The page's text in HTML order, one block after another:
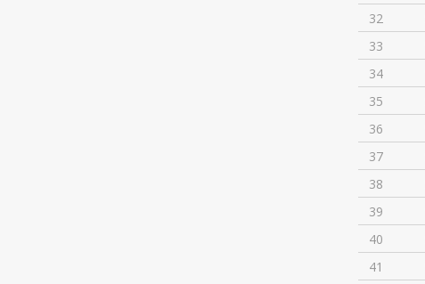
32
33
34
35
36
37
38
39
40
41